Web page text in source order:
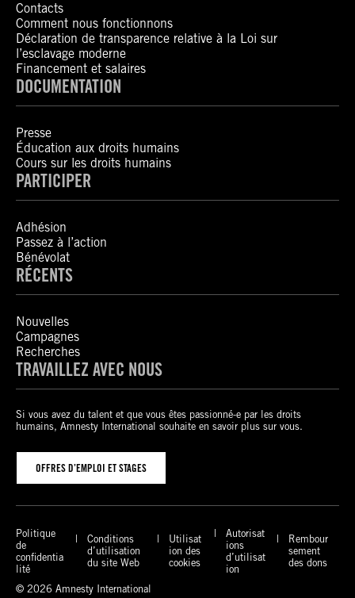
Contacts
Comment nous fonctionnons
Déclaration de transparence relative à la Loi sur
l’esclavage moderne
Financement et salaires
DOCUMENTATION
Presse
Éducation aux droits humains
Cours sur les droits humains
PARTICIPER
Adhésion
Passez à l’action
Bénévolat
RÉCENTS
Nouvelles
Campagnes
Recherches
TRAVAILLEZ AVEC NOUS
Si vous avez du talent et que vous êtes passionné-e par les droits
humains, Amnesty International souhaite en savoir plus sur vous.
OFFRES D’EMPLOI ET STAGES
Politique
de
confidentia
lité
Conditions
d’utilisation
du site Web
Utilisat
ion des
cookies
Autorisat
ions
d’utilisat
ion
Rembour
sement
des dons
© 2026 Amnesty International